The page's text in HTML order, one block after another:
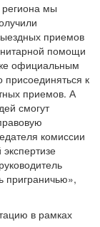
мы
приемов
помощи
официальным
к
приемов. А
смогут
комиссии
в рамках